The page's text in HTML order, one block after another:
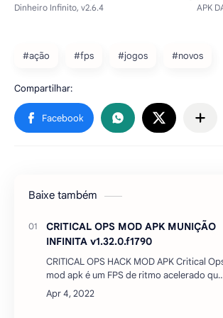
#ação #fps #jogos #novos
Baixe também
CRITICAL OPS MOD APK MUNIÇÃO
INFINITA v1.32.0.f1790
CRITICAL OPS HACK MOD APK Critical Ops
mod apk é um FPS de ritmo acelerado que
irá testar seus reflexos e habilidades
táticas. Experimente a emoção da guerra